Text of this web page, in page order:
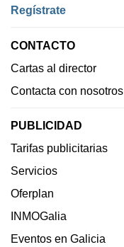
Regístrate
CONTACTO
Cartas al director
Contacta con nosotros
PUBLICIDAD
Tarifas publicitarias
Servicios
Oferplan
INMOGalia
Eventos en Galicia